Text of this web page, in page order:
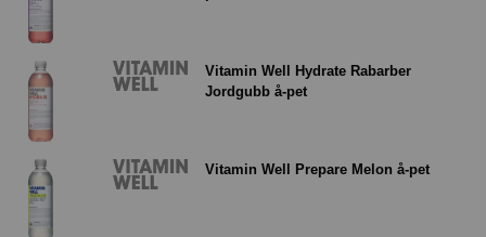
Vitamin Well Hydrate Rabarber
Jordgubb å-pet
Vitamin Well Prepare Melon å-pet